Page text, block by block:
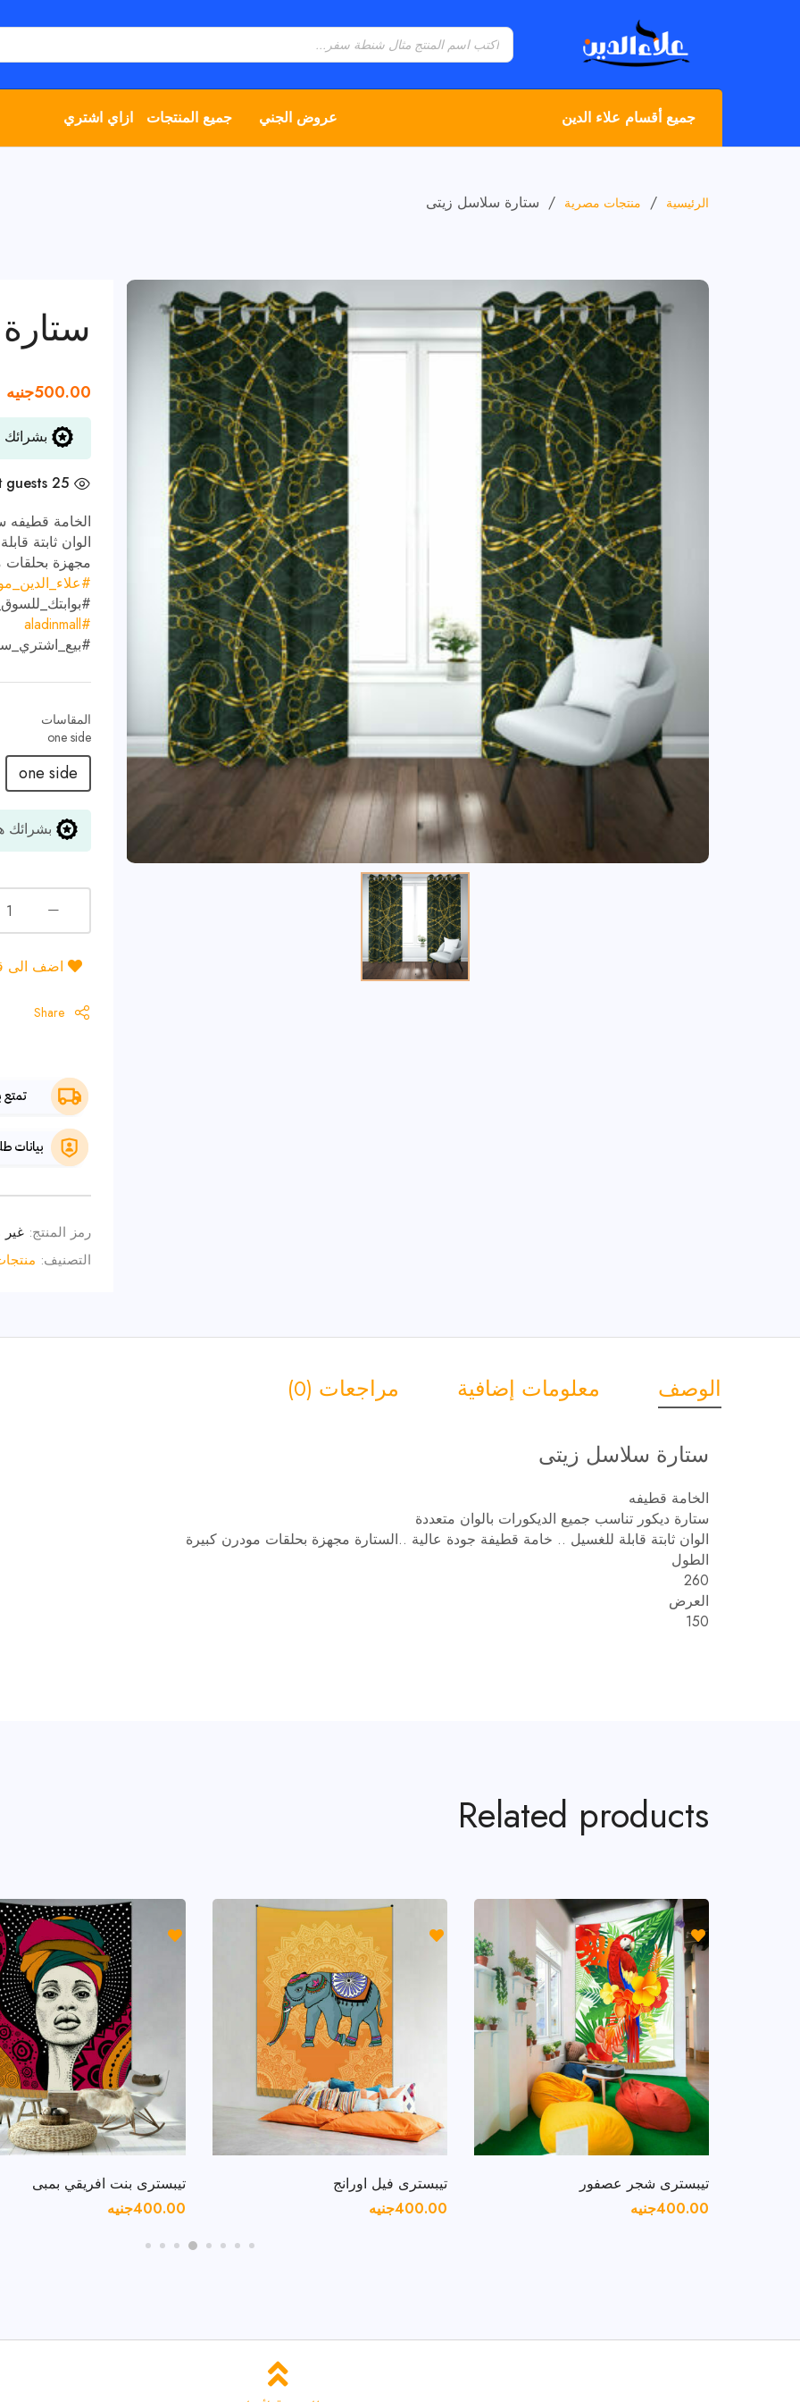
جميع أقسام علاء الدين عروض الجني جميع المنتجات ازاي اشتري
الرئيسية / منتجات مصرية / ستارة سلاسل زيتى
500.00جنيه
بشرائك
25 guests
الخامة قطيفه
الوان ثابتة
مجهزة بحلقات
#
#
#aladinmall
#
المقاسات
one side
بشرائك
اضف الى
Share
رمز المنتج:
التصنيف:
الوصف معلومات إضافية مراجعات (0)
ستارة سلاسل زيتى
الخامة قطيفه
ستارة ديكور تناسب جميع الديكورات بالوان متعددة
الوان ثابتة قابلة للغسيل .. خامة قطيفة جودة عالية ..الستارة مجهزة بحلقات مودرن كبيرة
الطول
260
العرض
150
Related products
تيبسترى شجر عصفور
400.00جنيه
تيبسترى فيل اورانج
400.00جنيه
تيبسترى بنت افريقي بمبى
400.00جنيه